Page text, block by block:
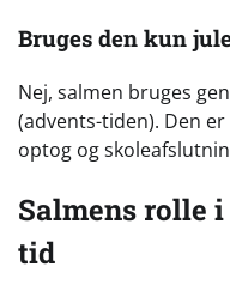
Bruges den kun
Nej, salmen bruges
(advents-tiden). Den
optog og
Salmens rolle
tid